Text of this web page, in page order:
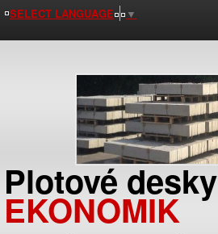
SELECT LANGUAGE ▼
MALOOBCHOD
KOMPLETNÍ SORTIMENT
FOTOGALERIE
KE STAŽENÍ
KONTAKTY
Plotové desky
EKONOMIK